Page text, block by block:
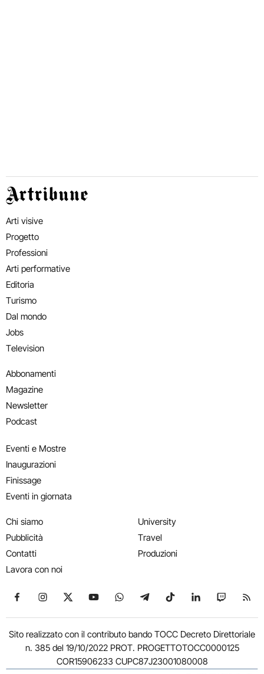
Artribune
Arti visive
Progetto
Professioni
Arti performative
Editoria
Turismo
Dal mondo
Jobs
Television
Abbonamenti
Magazine
Newsletter
Podcast
Eventi e Mostre
Inaugurazioni
Finissage
Eventi in giornata
Chi siamo
Pubblicità
Contatti
Lavora con noi
University
Travel
Produzioni
Seguici su Facebook
Seguici su Instagram
Seguici su X
Seguici su YouTube
Seguici su WhatsApp
Seguici su Telegram
Seguici su TikTok
Seguici su
Seguici
Sito realizzato con il contributo bando TOCC Decreto Direttoriale
n. 385 del 19/10/2022 PROT. PROGETTOTOCC0000125
COR15906233 CUPC87J23001080008